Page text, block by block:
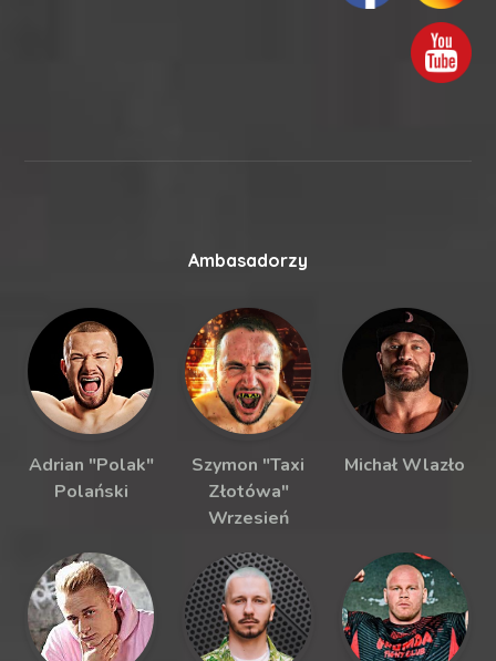
Ambasadorzy
Adrian "Polak"
Polański
Szymon "Taxi
Złotówa"
Wrzesień
Michał Wlazło